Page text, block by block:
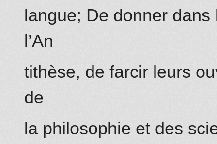
langue; De donner dans
l’An
tithèse, de farcir leurs
de
la philosophie et des